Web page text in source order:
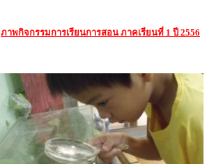
ภาพกิจกรรมการเรียนการสอน ภาคเรียนที่ 1 ปี 2556